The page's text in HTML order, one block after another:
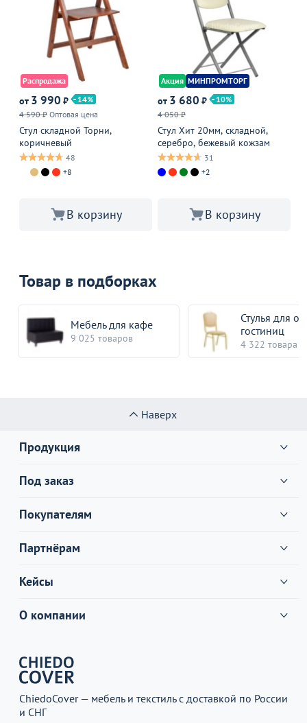
Распродажа
от 3 990 ₽
14
4 590 ₽ Оптовая цена
Стул складной Торни,
коричневый
48
+8
В корзину
Акция МИНПРОМТОРГ
от 3 680 ₽
10
4 050 ₽
Стул Хит 20мм, складной,
серебро, бежевый кожзам
31
+2
В корзину
Товар в подборках
Мебель для кафе
9 025 товаров
Стулья для
гостиниц
4 322 товара
Наверх
Продукция
Под заказ
Покупателям
Партнёрам
Кейсы
О компании
ChiedoCover — мебель и текстиль с доставкой по России
и СНГ